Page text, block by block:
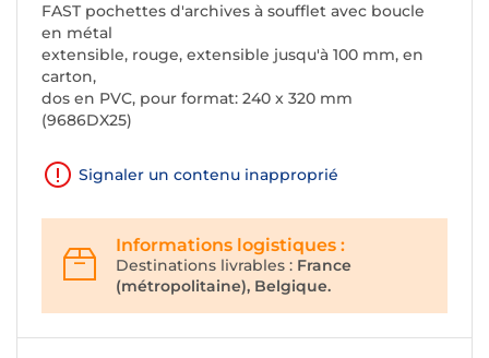
FAST pochettes d'archives à soufflet avec boucle
en métal
extensible, rouge, extensible jusqu'à 100 mm, en
carton,
dos en PVC, pour format: 240 x 320 mm
(9686DX25)
Signaler un contenu inapproprié
Informations logistiques :
Destinations livrables : France
(métropolitaine), Belgique.